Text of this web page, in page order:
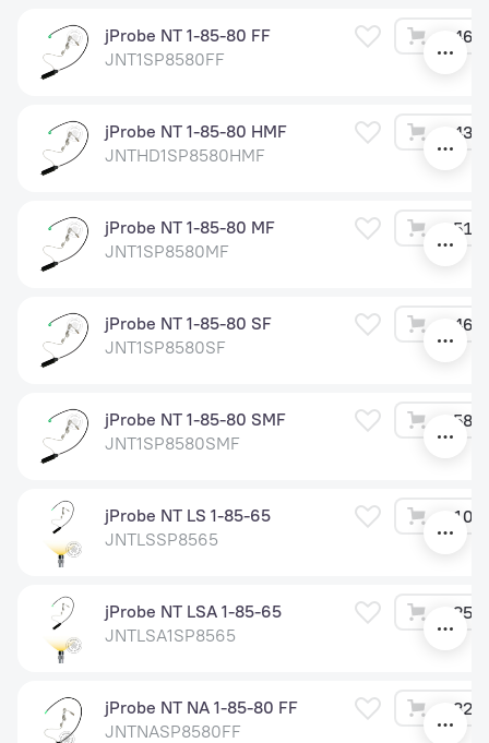
jProbe NT 1-85-80 FF
JNT1SP8580FF
46
jProbe NT 1-85-80 HMF
JNTHD1SP8580HMF
43
jProbe NT 1-85-80 MF
JNT1SP8580MF
51
jProbe NT 1-85-80 SF
JNT1SP8580SF
46
jProbe NT 1-85-80 SMF
JNT1SP8580SMF
58
jProbe NT LS 1-85-65
JNTLSSP8565
10
jProbe NT LSA 1-85-65
JNTLSA1SP8565
25
jProbe NT NA 1-85-80 FF
JNTNASP8580FF
32